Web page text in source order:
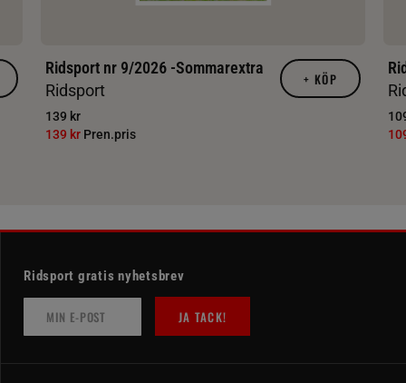
Ridsport nr 9/2026 -Sommarextra
Ridsport
139 kr
139 kr Pren.pris
+ KÖP
Ridsport gratis nyhetsbrev
JA TACK!